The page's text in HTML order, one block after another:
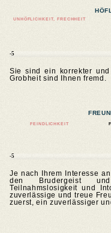
UNHÖFLICHKEIT, FRECHHEIT
-5
Sie sind ein korrekter
Grobheit sind Ihnen fremd.
FEINDLICHKEIT
-5
Je nach Ihrem Interesse
den Brudergeist
Teilnahmslosigkeit und
zuverlässige und treue
zuerst, ein zuverlässiger